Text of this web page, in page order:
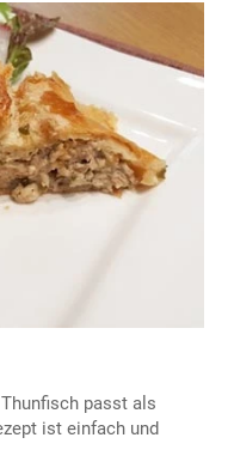
passt als
ist einfach und